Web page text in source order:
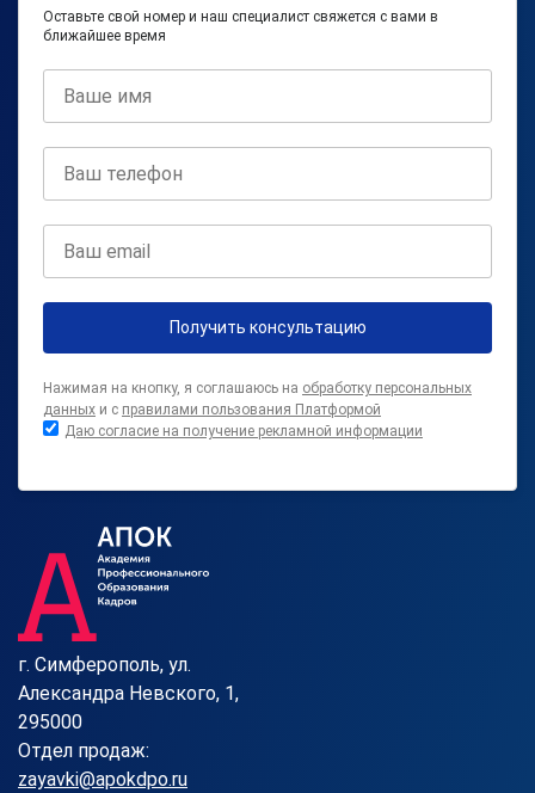
Оставьте свой номер и наш специалист свяжется с вами в
ближайшее время
Получить консультацию
Нажимая на кнопку, я соглашаюсь на обработку персональных
данных и с правилами пользования Платформой
Даю согласие на получение рекламной информации
г. Симферополь, ул.
Александра Невского, 1,
295000
Отдел продаж:
zayavki@apokdpo.ru